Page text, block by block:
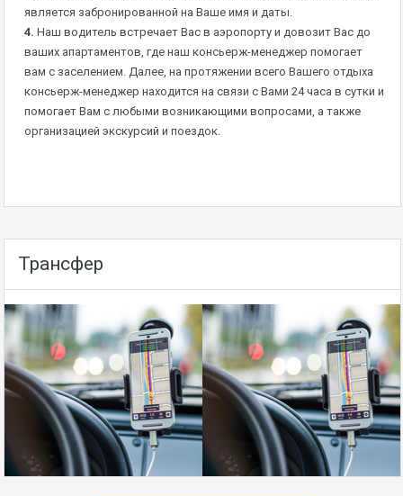
является забронированной на Ваше имя и даты.
4. Наш водитель встречает Вас в аэропорту и довозит Вас до
ваших апартаментов, где наш консьерж-менеджер помогает
вам с заселением. Далее, на протяжении всего Вашего отдыха
консьерж-менеджер находится на связи с Вами 24 часа в сутки и
помогает Вам с любыми возникающими вопросами, а также
организацией экскурсий и поездок.
Трансфер